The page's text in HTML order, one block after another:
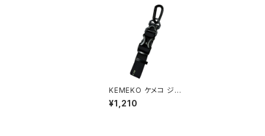
KEMEKO ケメコ ジャ
ケットホルダー 荷物スト
ラップ ロングタイプ 40
¥1,210